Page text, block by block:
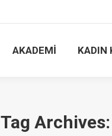
AKADEMİ KADIN
Tag Archives: